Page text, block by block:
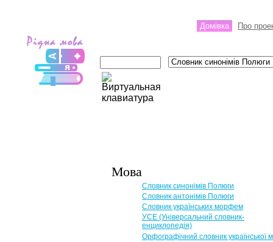
Домівка Про
Мова
Словник синонімів Полюги
Словник антонімів Полюги
Словник українських морфем
УСЕ (Універсальний словник-
енциклопедія)
Орфографічний словник української